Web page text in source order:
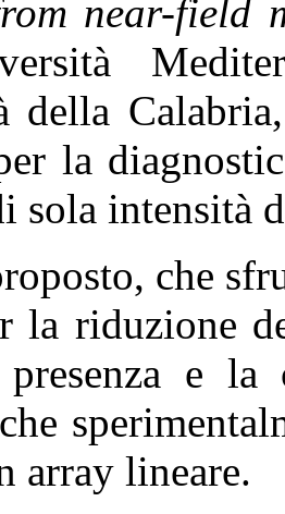
near-field
della
la
sola intensità
che
la riduzione
e la
array lineare.